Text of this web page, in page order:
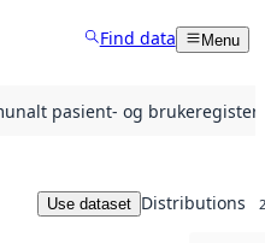
Find data Menu
pasient- og brukeregister
Use dataset Distributions 2